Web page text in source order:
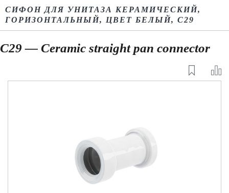
СИФОН ДЛЯ УНИТАЗА КЕРАМИЧЕСКИЙ,
ГОРИЗОНТАЛЬНЫЙ, ЦВЕТ БЕЛЫЙ, C29
C29 — Ceramic straight pan connector